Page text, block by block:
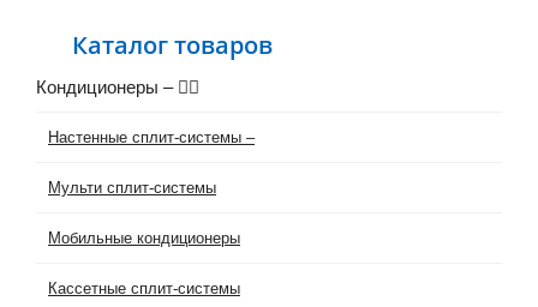
Каталог товаров
Кондиционеры –
Настенные сплит-системы –
Мульти сплит-системы
Мобильные кондиционеры
Кассетные сплит-системы